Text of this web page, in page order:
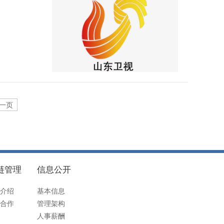
页
管理
绍
作
信息公开
基本信息
管理架构
人事薪酬